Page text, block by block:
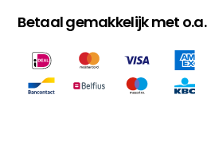
-
Geel
Betaal gemakkelijk met o.a.